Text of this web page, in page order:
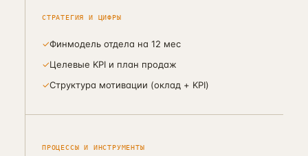
СТРАТЕГИЯ И ЦИФРЫ
✓Финмодель отдела на 12 мес
✓Целевые KPI и план продаж
✓Структура мотивации (оклад + KPI)
ПРОЦЕССЫ И ИНСТРУМЕНТЫ